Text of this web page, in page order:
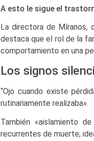
A esto le sigue el
La directora de Míranos,
destaca que el rol de la
comportamiento en una
Los signos
“Ojo cuando existe
rutinariamente realizaba».
También «aislamiento
recurrentes de muerte;